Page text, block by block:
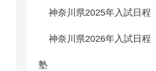
神奈川県2025年入試日程
神奈川県2026年入試日程
塾